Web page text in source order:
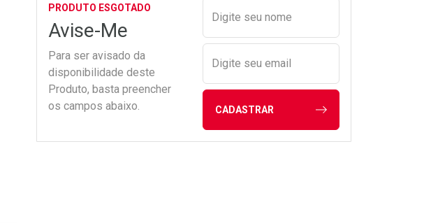
PRODUTO ESGOTADO
Avise-Me
Para ser avisado da
disponibilidade deste
Produto, basta preencher
os campos abaixo.
Preencher nome e email
Digite seu nome
Digite seu email
CADASTRAR